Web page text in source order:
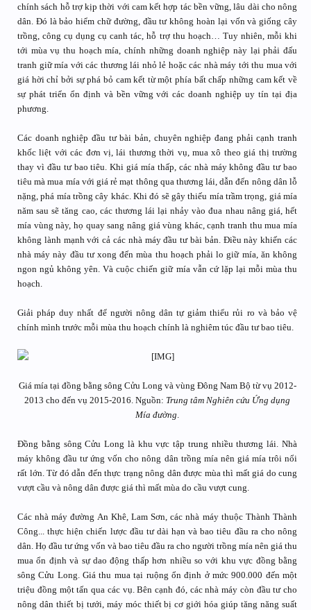
chính sách hỗ trợ kịp thời với cam kết hợp tác bền vững, lâu dài cho nông
dân. Đó là bảo hiểm chữ đường, đầu tư không hoàn lại vốn và giống cây
trồng, công cụ dụng cụ canh tác, hỗ trợ thu hoạch… Tuy nhiên, mỗi khi
tới mùa vụ thu hoạch mía, chính những doanh nghiệp này lại phải đấu
tranh giữ mía với các thương lái nhỏ lẻ hoặc các nhà máy tới thu mua với
giá hời chỉ bởi sự phá bỏ cam kết từ một phía bất chấp những cam kết về
sự phát triển ổn định và bền vững với các doanh nghiệp uy tín tại địa
phương.
Các doanh nghiệp đầu tư bài bản, chuyên nghiệp đang phải cạnh tranh
khốc liệt với các đơn vị, lái thương thời vụ, mua xô theo giá thị trường
thay vì đầu tư bao tiêu. Khi giá mía thấp, các nhà máy không đầu tư bao
tiêu mà mua mía với giá rẻ mạt thông qua thương lái, dẫn đến nông dân lỗ
nặng, phá mía trồng cây khác. Khi đó sẽ gây thiếu mía trầm trọng, giá mía
năm sau sẽ tăng cao, các thương lái lại nhảy vào đua nhau nâng giá, hết
mía vùng này, họ quay sang nâng giá vùng khác, cạnh tranh thu mua mía
không lành mạnh với cả các nhà máy đầu tư bài bản. Điều này khiến các
nhà máy này đầu tư xong đến mùa thu hoạch phải lo giữ mía, ăn không
ngon ngủ không yên. Và cuộc chiến giữ mía vẫn cứ lặp lại mỗi mùa thu
hoạch.
Giải pháp duy nhất để người nông dân tự giảm thiểu rủi ro và bảo vệ
chính mình trước mỗi mùa thu hoạch chính là nghiêm túc đầu tư bao tiêu.
Giá mía tại đồng bằng sông Cửu Long và vùng Đông Nam Bộ từ vụ 2012-
2013 cho đến vụ 2015-2016. Nguồn: Trung tâm Nghiên cứu Ứng dụng
Mía đường.​
Đồng bằng sông Cửu Long là khu vực tập trung nhiều thương lái. Nhà
máy không đầu tư ứng vốn cho nông dân trồng mía nên giá mía trôi nổi
rất lớn. Từ đó dẫn đến thực trạng nông dân được mùa thì mất giá do cung
vượt cầu và nông dân được giá thì mất mùa do cầu vượt cung.
Các nhà máy đường An Khê, Lam Sơn, các nhà máy thuộc Thành Thành
Công... thực hiện chiến lược đầu tư dài hạn và bao tiêu đầu ra cho nông
dân. Họ đầu tư ứng vốn và bao tiêu đầu ra cho người trồng mía nên giá thu
mua ổn định và sự dao động thấp hơn nhiều so với khu vực đồng bằng
sông Cửu Long. Giá thu mua tại ruộng ổn định ở mức 900.000 đến một
triệu đồng một tấn qua các vụ. Bên cạnh đó, các nhà máy còn đầu tư cho
nông dân thiết bị tưới, máy móc thiết bị cơ giới hóa giúp tăng năng suất